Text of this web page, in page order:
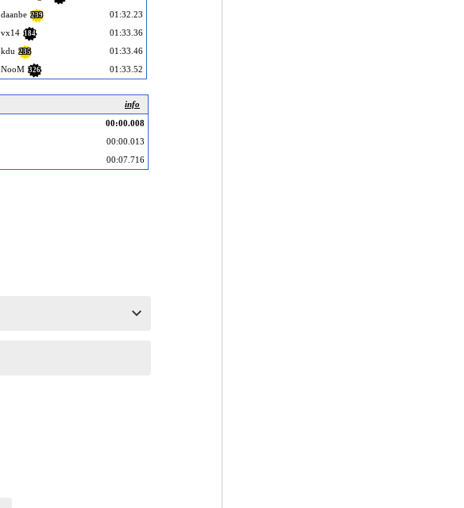
daanbe 239
01:32.23
vx14 184
01:33.36
kdu 235
01:33.46
NooM 326 01:33.52
info
00:00.008
00:00.013
00:07.716